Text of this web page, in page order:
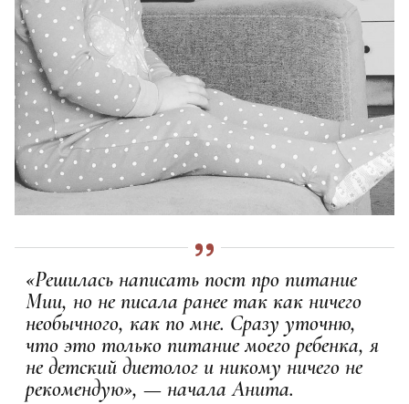
«Решилась написать пост про питание
Мии, но не писала ранее так как ничего
необычного, как по мне. Сразу уточню,
что это только питание моего ребенка, я
не детский диетолог и никому ничего не
рекомендую», — начала Анита.